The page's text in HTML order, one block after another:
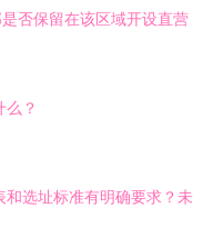
否保留在该区域开设直营
？
选址标准有明确要求？未